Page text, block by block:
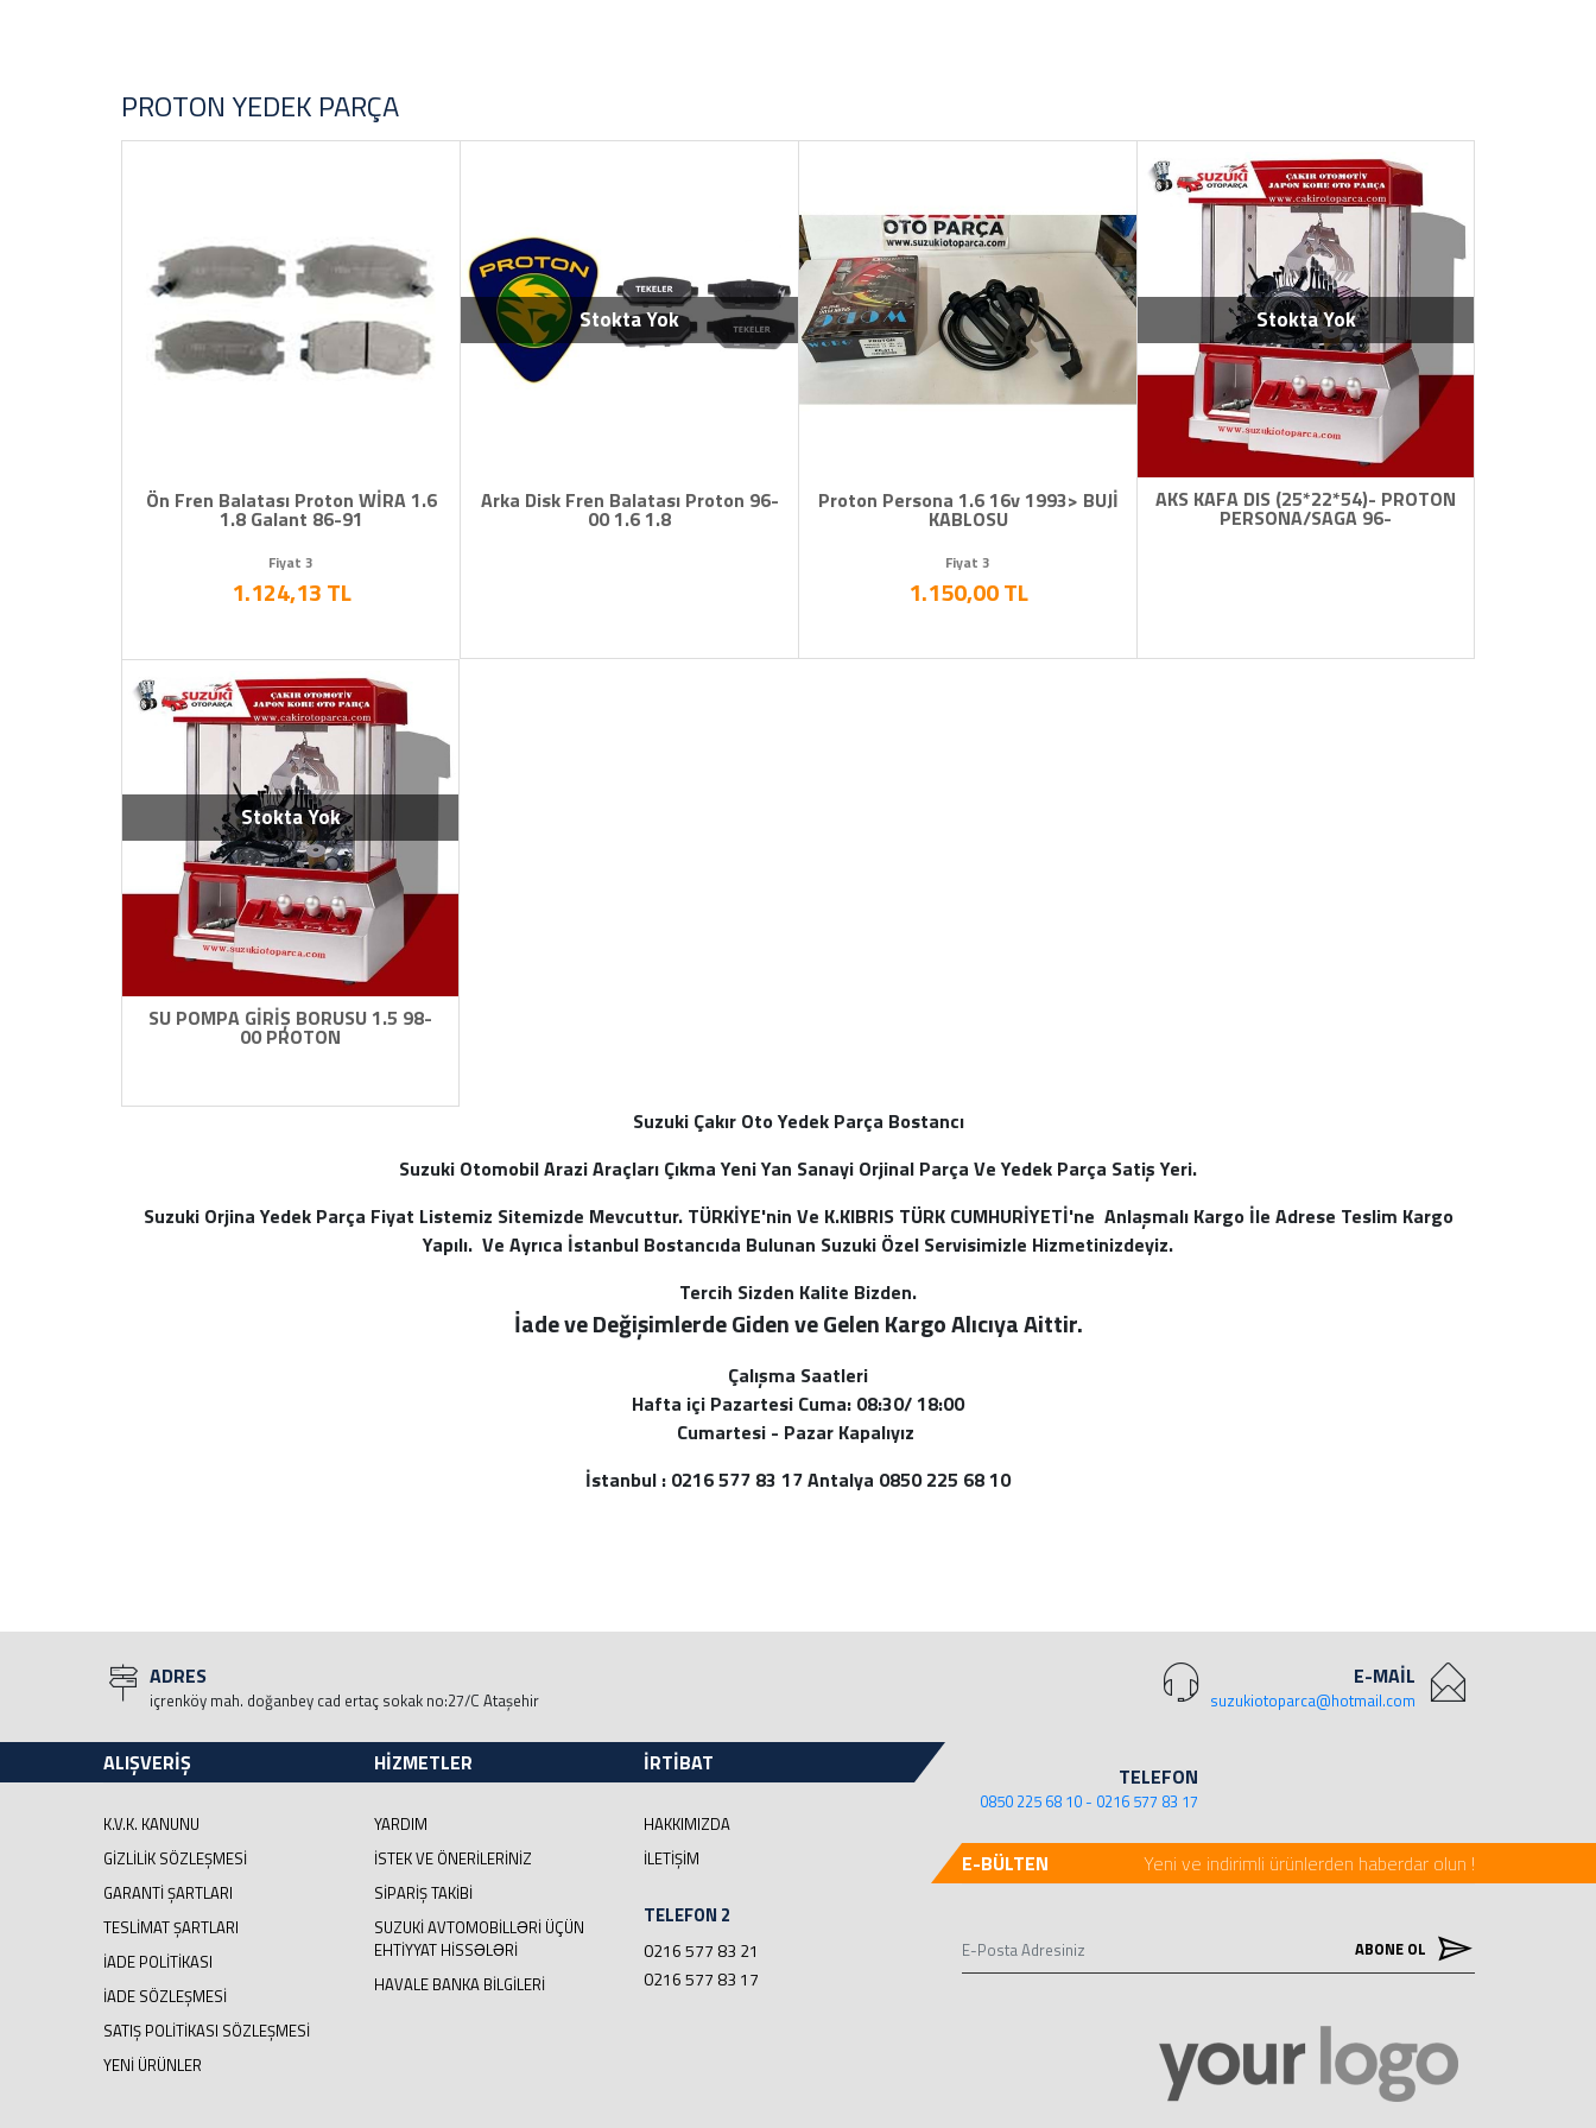
PROTON YEDEK PARÇA
Ön Fren Balatası Proton WİRA 1.6
1.8 Galant 86-91
Fiyat 3
1.124,13 TL
Stokta Yok
Arka Disk Fren Balatası Proton 96-
00 1.6 1.8
Proton Persona 1.6 16v 1993> BUJİ
KABLOSU
Fiyat 3
1.150,00 TL
Stokta Yok
AKS KAFA DIS (25*22*54)- PROTON
PERSONA/SAGA 96-
Stokta Yok
SU POMPA GİRİŞ BORUSU 1.5 98-
00 PROTON
Suzuki Çakır Oto Yedek Parça Bostancı
Suzuki Otomobil Arazi Araçları Çıkma Yeni Yan Sanayi Orjinal Parça Ve Yedek Parça Satiş Yeri.
Suzuki Orjina Yedek Parça Fiyat Listemiz Sitemizde Mevcuttur. TÜRKİYE'nin Ve K.KIBRIS TÜRK CUMHURİYETİ'ne Anlaşmalı Kargo İle Adrese Teslim Kargo
Yapılı. Ve Ayrıca İstanbul Bostancıda Bulunan Suzuki Özel Servisimizle Hizmetinizdeyiz.
Tercih Sizden Kalite Bizden.
İade ve Değişimlerde Giden ve Gelen Kargo Alıcıya Aittir.
Çalışma Saatleri
Hafta içi Pazartesi Cuma: 08:30/ 18:00
Cumartesi - Pazar Kapalıyız
İstanbul : 0216 577 83 17 Antalya 0850 225 68 10
ADRES
içrenköy mah. doğanbey cad ertaç sokak no:27/C Ataşehir
ALIŞVERİŞ
K.V.K. KANUNU
GIZLILIK SÖZLEŞMESI
GARANTI ŞARTLARI
TESLIMAT ŞARTLARI
İADE POLITIKASI
İADE SÖZLEŞMESI
SATIŞ POLITIKASI SÖZLEŞMESI
YENI ÜRÜNLER
HİZMETLER
YARDIM
İSTEK VE ÖNERILERINIZ
SIPARIŞ TAKIBI
SUZUKI AVTOMOBILLƏRI ÜÇÜN
EHTIYYAT HISSƏLƏRI
HAVALE BANKA BILGILERI
İRTİBAT
HAKKIMIZDA
İLETIŞIM
TELEFON 2
0216 577 83 21
0216 577 83 17
E-MAİL
suzukiotoparca@hotmail.com
TELEFON
0850 225 68 10 - 0216 577 83 17
E-BÜLTEN Yeni ve indirimli ürünlerden haberdar olun !
ABONE OL